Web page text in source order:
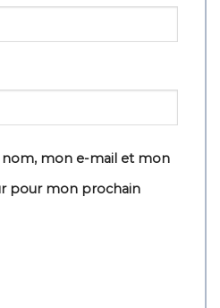
mon e-mail et mon
pour mon prochain